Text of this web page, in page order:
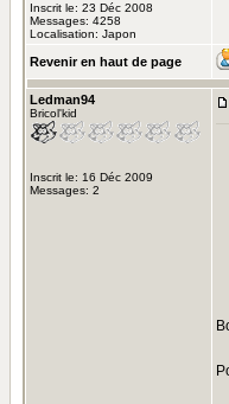
Inscrit le: 23 Déc 2008
Messages: 4258
Localisation: Japon
Revenir en haut de page
Ledman94
Bricol'kid
Inscrit le: 16 Déc 2009
Messages: 2